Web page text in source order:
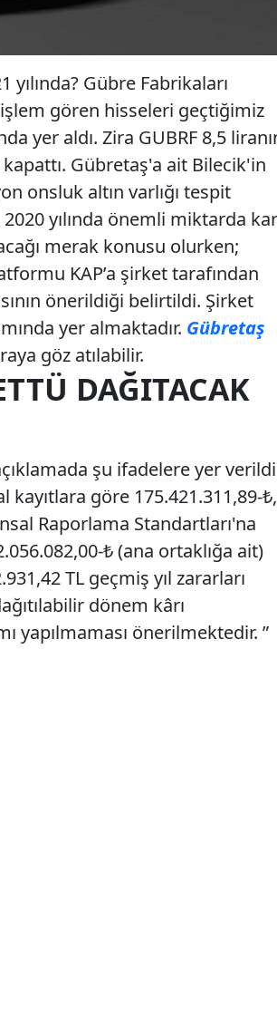
yılında? Gübre Fabrikaları
işlem gören hisseleri geçtiğimiz
yer aldı. Zira GUBRF 8,5
Gübretaş'a ait Bilecik'in
onsluk altın varlığı tespit
yılında önemli miktarda kar
merak konusu olurken;
KAP’a şirket tarafından
önerildiği belirtildi. Şirket
yer almaktadır. Gübretaş
göz atılabilir.
DAĞITACAK
şu ifadelere yer
kayıtlara göre 175.421.311,89-₺,
Raporlama Standartları'na
₺ (ana ortaklığa ait)
TL geçmiş yıl zararları
dönem kârı
yapılmaması önerilmektedir. ”